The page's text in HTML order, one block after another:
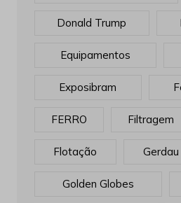
Donald Trump
Equipamentos
Exposibram
FERRO Filtragem
Flotação Gerdau
Golden Globes